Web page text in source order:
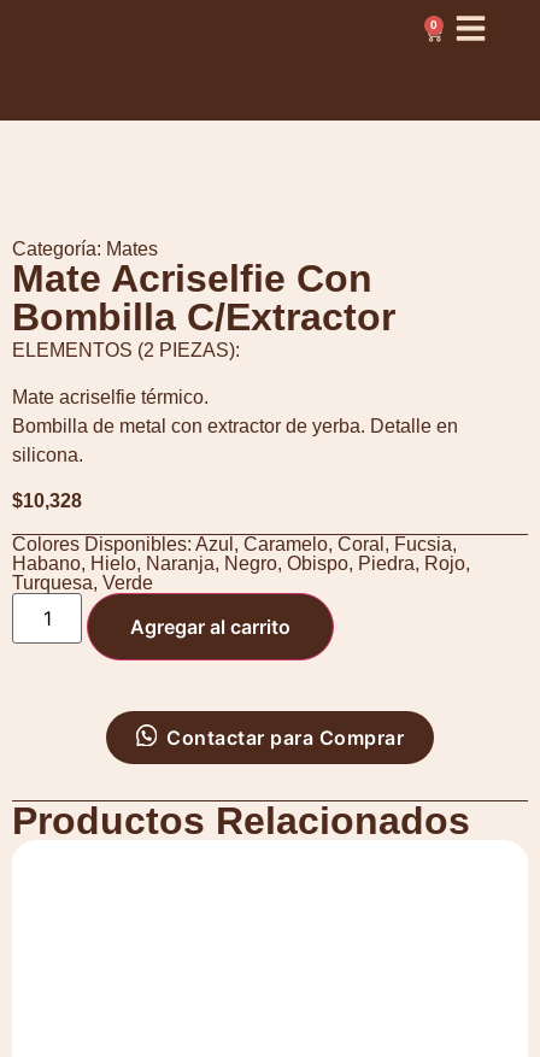
0
Categoría: Mates
Mate Acriselfie Con
Bombilla C/Extractor
ELEMENTOS (2 PIEZAS):
Mate acriselfie térmico.
Bombilla de metal con extractor de yerba. Detalle en
silicona.
$10,328
Colores Disponibles: Azul , Caramelo, Coral , Fucsia,
Habano, Hielo, Naranja, Negro, Obispo, Piedra, Rojo,
Turquesa, Verde
Agregar al carrito
Contactar para Comprar
Productos Relacionados